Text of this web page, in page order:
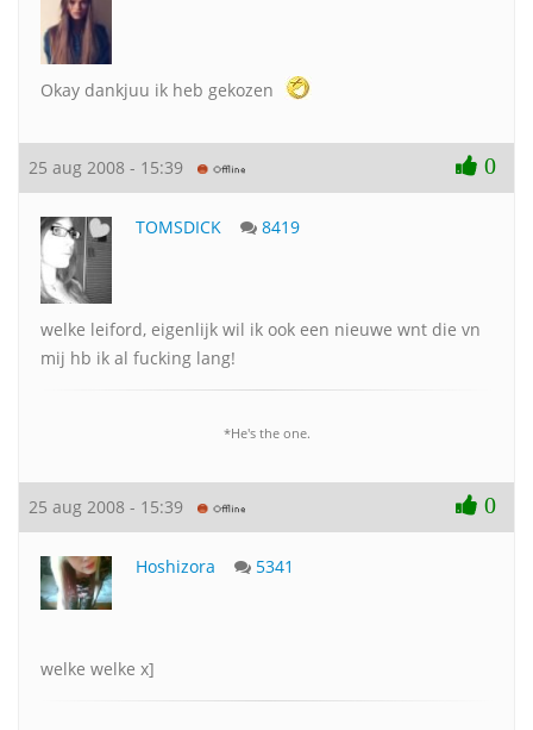
Okay dankjuu ik heb gekozen
25 aug 2008 - 15:39 0
TOMSDICK 8419
welke leiford, eigenlijk wil ik ook een nieuwe wnt die vn
mij hb ik al fucking lang!
*He's the one.
25 aug 2008 - 15:39 0
Hoshizora 5341
welke welke x]